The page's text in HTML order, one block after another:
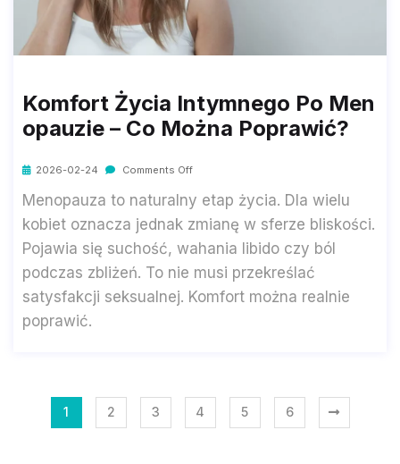
Komfort Życia Intymnego Po Men
Opauzie – Co Można Poprawić?
2026-02-24 Comments Off
Menopauza to naturalny etap życia. Dla wielu
kobiet oznacza jednak zmianę w sferze bliskości.
Pojawia się suchość, wahania libido czy ból
podczas zbliżeń. To nie musi przekreślać
satysfakcji seksualnej. Komfort można realnie
poprawić.
1 2 3 4 5 6